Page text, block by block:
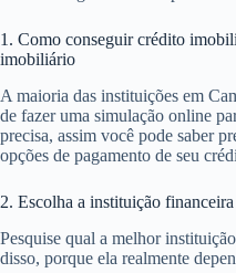
1. Como conseguir crédito
imobiliário
A maioria das instituições em
de fazer uma simulação online
precisa, assim você pode saber
opções de pagamento de seu
2. Escolha a instituição
Pesquise qual a melhor
disso, porque ela realmente